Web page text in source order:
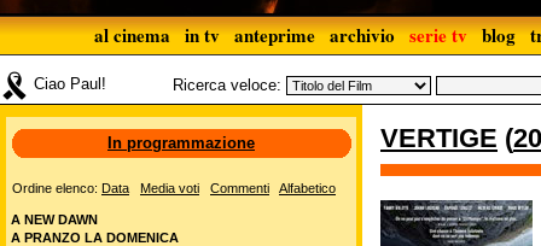
al cinema in tv anteprime archivio serie tv blog
Ciao Paul! Ricerca veloce:
VERTIGE (
In programmazione
Ordine elenco: Data Media voti Commenti Alfabetico
A NEW DAWN
A PRANZO LA DOMENICA